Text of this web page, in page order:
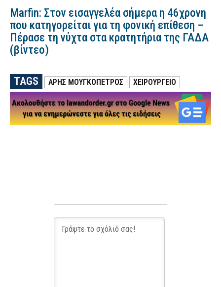
Marfin: Στον εισαγγελέα σήμερα η 46χρονη
που κατηγορείται για τη φονική επίθεση –
Πέρασε τη νύχτα στα κρατητήρια της ΓΑΔΑ
(βίντεο)
TAGS ΑΡΗΣ ΜΟΥΓΚΟΠΕΤΡΟΣ ΧΕΙΡΟΥΡΓΕΙΟ